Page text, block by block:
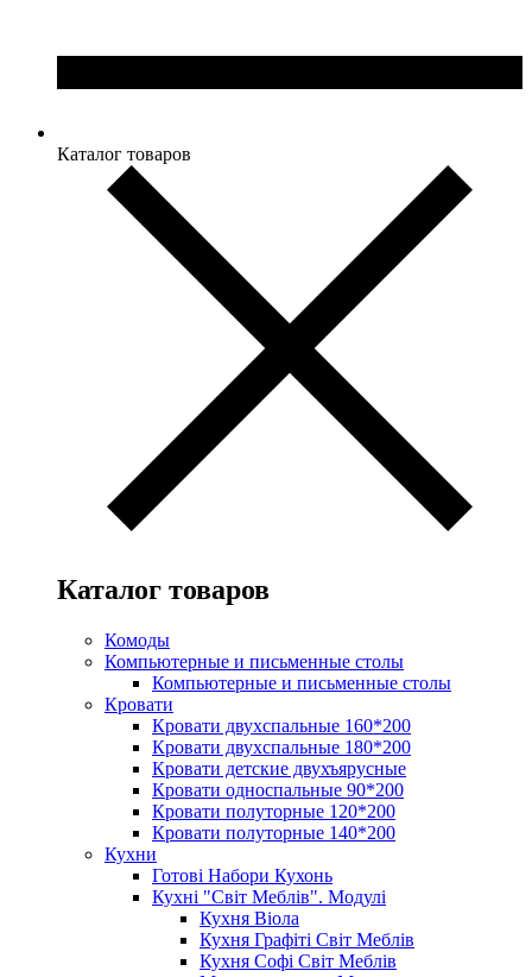
Каталог товаров
Каталог товаров
Комоды
Компьютерные и письменные столы
Компьютерные и письменные столы
Кровати
Кровати двухспальные 160*200
Кровати двухспальные 180*200
Кровати детские двухъярусные
Кровати односпальные 90*200
Кровати полуторные 120*200
Кровати полуторные 140*200
Кухни
Готові Набори Кухонь
Кухні "Світ Меблів". Модулі
Кухня Віола
Кухня Графіті Світ Меблів
Кухня Софі Світ Меблів